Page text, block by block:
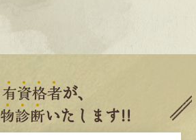
有資格者が、
物診断いたします!!